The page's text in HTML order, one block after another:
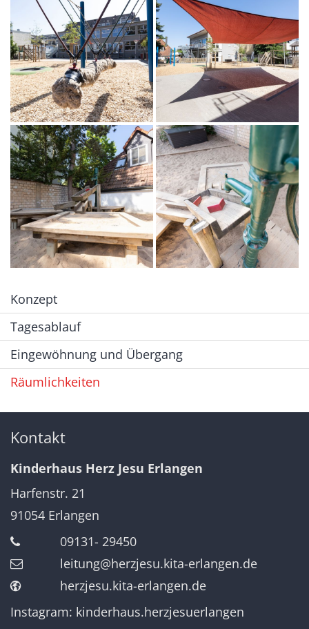
Konzept
Tagesablauf
Eingewöhnung und Übergang
Räumlichkeiten
Kontakt
Kinderhaus Herz Jesu Erlangen
Harfenstr. 21
91054 Erlangen
09131- 29450
leitung@herzjesu.kita-erlangen.de
herzjesu.kita-erlangen.de
Instagram: kinderhaus.herzjesuerlangen